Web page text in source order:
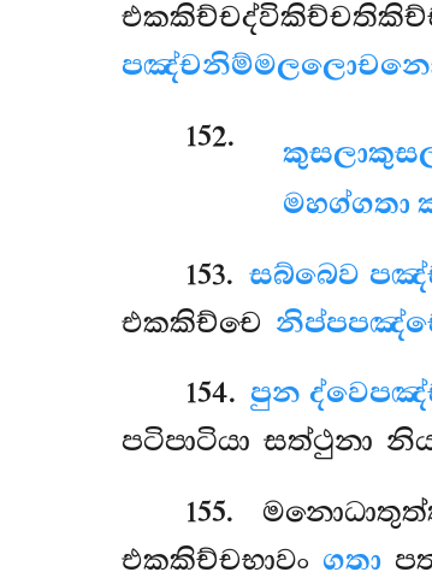
152.
මහග්ගතා
153. සබ්බෙව
එකකිච්චෙ
154.පුන
පටිපාටියා සත්ථුනා
155.
එකකිච්චභාවං ගතා